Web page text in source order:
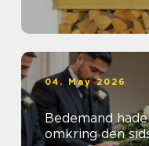
04. May 2026
Bedemand haderslev
omkring den